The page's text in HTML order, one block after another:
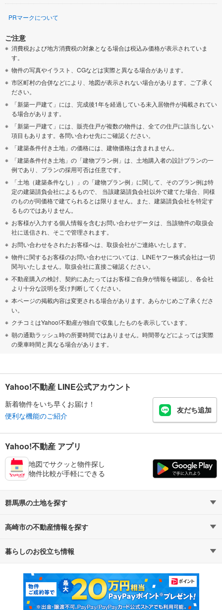
PRマークについて
ご注意
消費税および地方消費税の対象となる場合は税込み価格が表示されていま
す。
物件の写真やイラスト、CGなどは実際と異なる場合があります。
市区町村の合併などにより、地図が表示されない場合があります。ご了承く
ださい。
「新築一戸建て」には、完成後1年を経過している未入居物件が掲載されてい
る場合があります。
「新築一戸建て」には、販売住戸が複数の物件は、全ての住戸に該当しない
項目もあります。各問い合わせ先にご確認ください。
「建築条件付き土地」の価格には、建物価格は含まれません。
「建築条件付き土地」の「建物プラン例」は、土地購入者の設計プランの一
例であり、プランの採用可否は任意です。
「土地（建築条件なし）」の「建物プラン例」に関して、そのプラン例は特
定の建築請負会社によるもので、 当該建築請負会社以外で建てた場合、同様
のものが同価格で建てられるとは限りません。また、建築請負会社を特定す
るものではありません。
お客様が入力する個人情報を含むお問い合わせデータは、当該物件の取扱会
社に送信され、そこで管理されます。
お問い合わせをされたお客様へは、取扱会社がご連絡いたします。
物件に関するお客様のお問い合わせについては、LINEヤフー株式会社は一切
関与いたしません。取扱会社に直接ご確認ください。
不動産購入の検討、契約にあたってはお客様ご自身が情報を確認し、各会社
より十分な説明を受け判断してください。
本ページの掲載内容は変更される場合があります。あらかじめご了承くださ
い。
クチコミはYahoo!不動産が独自で収集したものを表示しています。
朝の通勤ラッシュ時の所要時間ではありません。時間帯などによっては実際
の乗車時間と異なる場合があります。
Yahoo!不動産 LINE公式アカウント
新着物件をいち早くお届け！
便利な機能のご紹介
友だち追加
Yahoo!不動産 アプリ
地図でサクッと物件探し
物件比較が手軽にできる
群馬県の土地を探す
路線・駅から探す
通勤・通学時間から探す
高崎市の不動産情報を探す
不動産・住宅
新築マンション 中古マンション
新築一戸建て 中古一戸建て
暮らしのお役立ち情報
マンションカタログ 教えて！住まいの先生